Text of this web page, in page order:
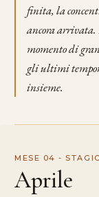
finita, la
ancora arrivata.
momento di
gli ultimi
insieme.
MESE 04 -
Aprile